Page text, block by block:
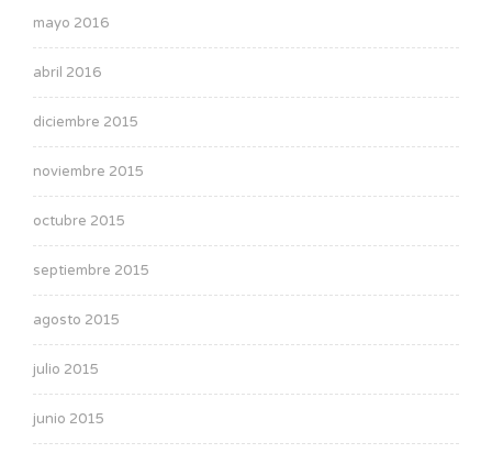
mayo 2016
abril 2016
diciembre 2015
noviembre 2015
octubre 2015
septiembre 2015
agosto 2015
julio 2015
junio 2015